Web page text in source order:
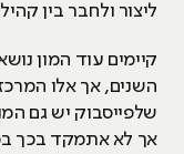
ליצור ולחבר בין
קיימים עוד המון
השנים, אך אלו
שלפייסבוק יש גם
אך לא אתמקד בכך